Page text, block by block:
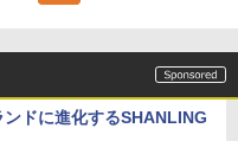
ドに進化するSHANLING